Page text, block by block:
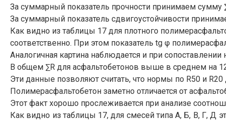
За суммарный показатель прочности принимаем сумму
За суммарный показатель сдвигоустойчивости
Как видно из таблицы 17 для плотного
соответственно. При этом показатель tg φ
Аналогичная картина наблюдается и при
В общем ∑R для асфальтобетонов выше в среднем на
Эти данные позволяют считать, что нормы по R50 и
Полимерасфальтобетон заметно отличается от
Этот факт хорошо прослеживается при анализе
Как видно из таблицы 17, для смесей типа А, Б, В, Г, Д